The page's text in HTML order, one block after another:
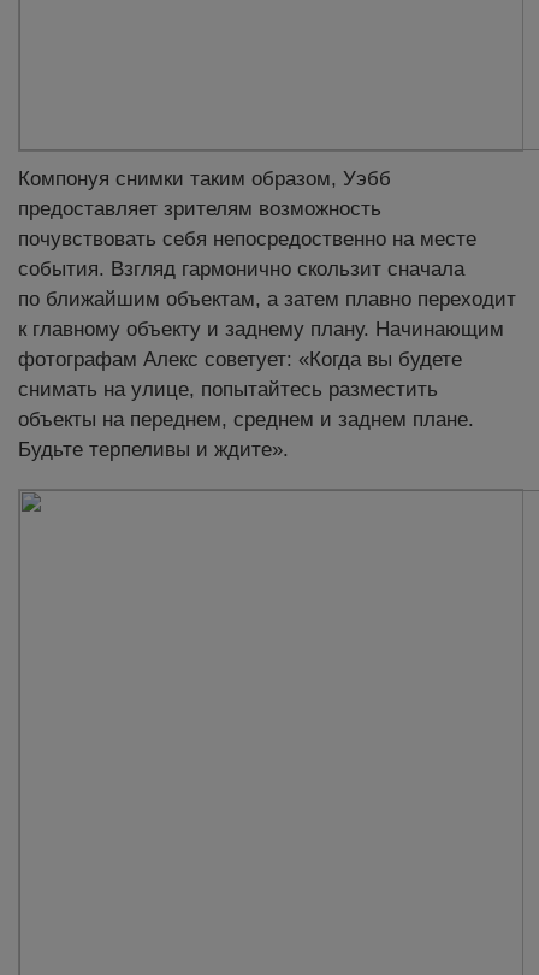
Компонуя снимки таким образом, Уэбб
предоставляет зрителям возможность
почувствовать себя непосредоственно на месте
события. Взгляд гармонично скользит сначала
по ближайшим объектам, а затем плавно переходит
к главному объекту и заднему плану. Начинающим
фотографам Алекс советует: «Когда вы будете
снимать на улице, попытайтесь разместить
объекты на переднем, среднем и заднем плане.
Будьте терпеливы и ждите».